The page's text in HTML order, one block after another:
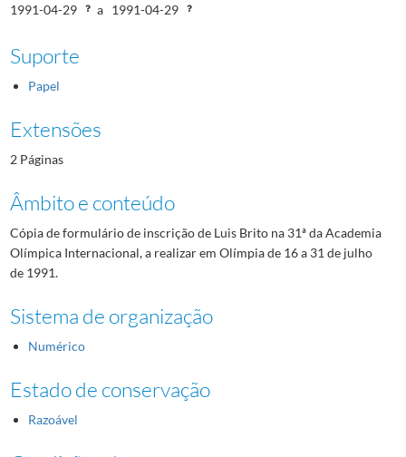
1991-04-29 a 1991-04-29
Suporte
Papel
Extensões
2 Páginas
Âmbito e conteúdo
Cópia de formulário de inscrição de Luis Brito na 31ª da Academia
Olímpica Internacional, a realizar em Olímpia de 16 a 31 de julho
de 1991.
Sistema de organização
Numérico
Estado de conservação
Razoável